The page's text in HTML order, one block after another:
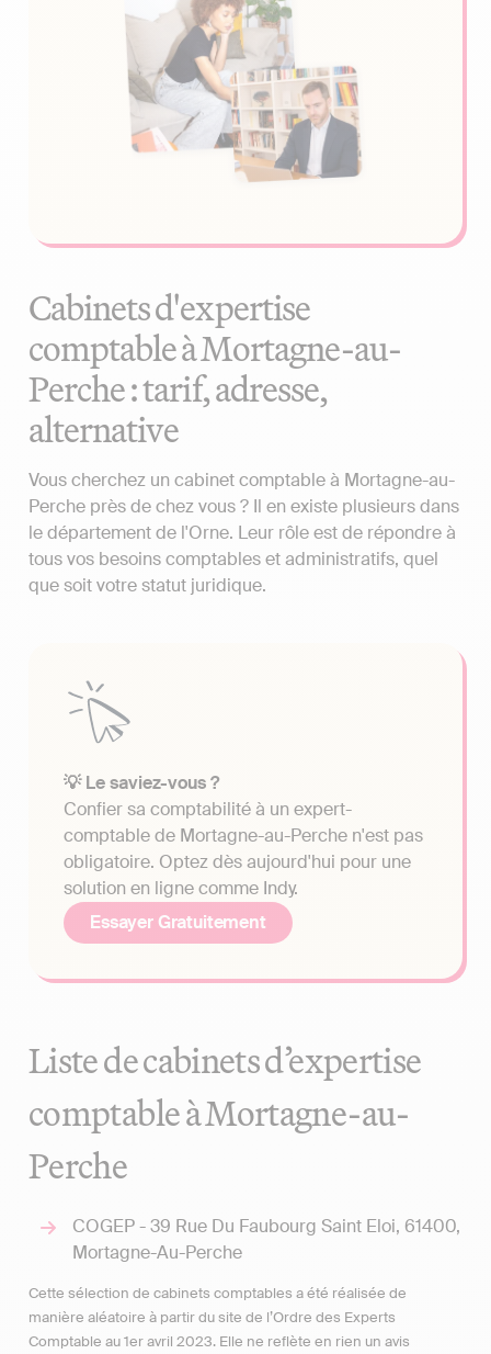
Cabinets d'expertise
comptable à Mortagne-au-
Perche : tarif, adresse,
alternative
Vous cherchez un cabinet comptable à Mortagne-au-
Perche près de chez vous ? Il en existe plusieurs dans
le département de l'Orne. Leur rôle est de répondre à
tous vos besoins comptables et administratifs, quel
que soit votre statut juridique.
💡 Le saviez-vous ?
Confier sa comptabilité à un expert-
comptable de Mortagne-au-Perche n'est pas
obligatoire. Optez dès aujourd'hui pour une
solution en ligne comme Indy.
Essayer Gratuitement
Liste de cabinets d’expertise
comptable à Mortagne-au-
Perche
COGEP - 39 Rue Du Faubourg Saint Eloi, 61400,
Mortagne-Au-Perche
Cette sélection de cabinets comptables a été réalisée de
manière aléatoire à partir du site de l’Ordre des Experts
Comptable au 1er avril 2023. Elle ne reflète en rien un avis